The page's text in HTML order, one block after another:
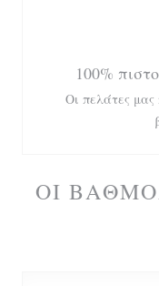
ΟΙ
100%
Οι πελάτες